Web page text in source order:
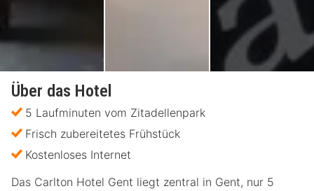
Über das Hotel
5 Laufminuten vom Zitadellenpark
Frisch zubereitetes Frühstück
Kostenloses Internet
Das Carlton Hotel Gent liegt zentral in Gent, nur 5